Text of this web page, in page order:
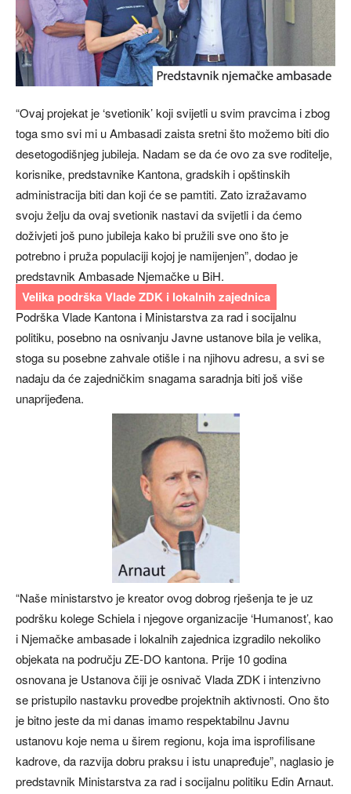
“Ovaj projekat je ‘svetionik’ koji svijetli u svim pravcima i zbog
toga smo svi mi u Ambasadi zaista sretni što možemo biti dio
desetogodišnjeg jubileja. Nadam se da će ovo za sve roditelje,
korisnike, predstavnike Kantona, gradskih i opštinskih
administracija biti dan koji će se pamtiti. Zato izražavamo
svoju želju da ovaj svetionik nastavi da svijetli i da ćemo
doživjeti još puno jubileja kako bi pružili sve ono što je
potrebno i pruža populaciji kojoj je namijenjen”, dodao je
predstavnik Ambasade Njemačke u BiH.
Velika podrška Vlade ZDK i lokalnih zajednica
Podrška Vlade Kantona i Ministarstva za rad i socijalnu
politiku, posebno na osnivanju Javne ustanove bila je velika,
stoga su posebne zahvale otišle i na njihovu adresu, a svi se
nadaju da će zajedničkim snagama saradnja biti još više
unaprijeđena.
“Naše ministarstvo je kreator ovog dobrog rješenja te je uz
podršku kolege Schiela i njegove organizacije ‘Humanost’, kao
i Njemačke ambasade i lokalnih zajednica izgradilo nekoliko
objekata na području ZE-DO kantona. Prije 10 godina
osnovana je Ustanova čiji je osnivač Vlada ZDK i intenzivno
se pristupilo nastavku provedbe projektnih aktivnosti. Ono što
je bitno jeste da mi danas imamo respektabilnu Javnu
ustanovu koje nema u širem regionu, koja ima isprofilisane
kadrove, da razvija dobru praksu i istu unapređuje”, naglasio je
predstavnik Ministarstva za rad i socijalnu politiku Edin Arnaut.